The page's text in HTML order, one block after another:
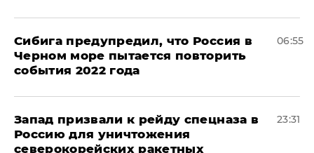
Сибига предупредил, что Россия в
Черном море пытается повторить
события 2022 года
06:55
Запад призвали к рейду спецназа в
Россию для уничтожения
северокорейских ракетных
23:31